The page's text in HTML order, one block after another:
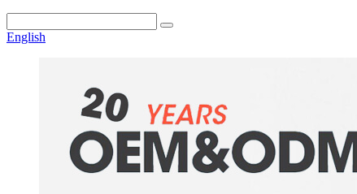
English